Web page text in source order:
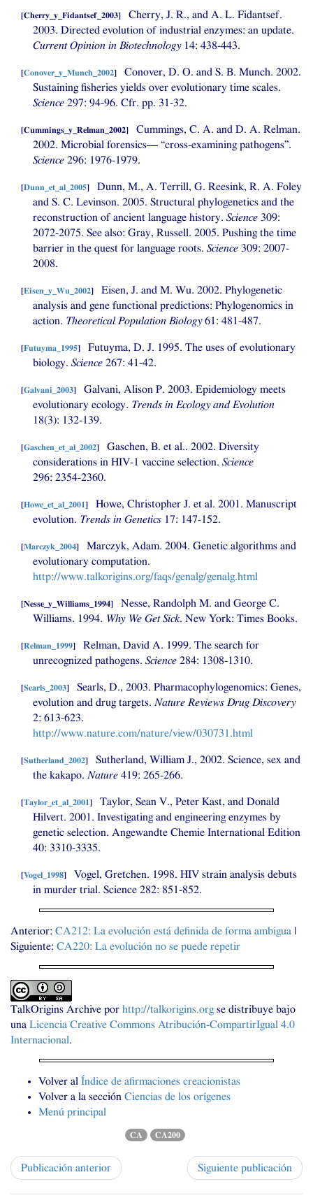
[Cherry_y_Fidantsef_2003] Cherry, J. R., and A. L. Fidantsef.
2003. Directed evolution of industrial enzymes: an update.
Current Opinion in Biotechnology14: 438-443.
[Conover_y_Munch_2002] Conover,D. O. andS. B. Munch. 2002.
Sustaining fisheries yields over evolutionary time scales.
Science 297: 94-96. Cfr. pp. 31-32.
[Cummings_y_Relman_2002] Cummings,C. A. andD. A. Relman.
2002. Microbial forensics— “cross-examining pathogens”.
Science 296: 1976-1979.
[Dunn_et_al_2005] Dunn, M., A. Terrill, G. Reesink,R. A. Foley
and S. C. Levinson. 2005. Structural phylogenetics and the
reconstruction of ancient language history. Science 309:
2072-2075. See also: Gray, Russell. 2005. Pushing the time
barrier in the quest for language roots. Science 309: 2007-
2008.
[Eisen_y_Wu_2002]
Eisen, J. and M. Wu. 2002. Phylogenetic
analysis and gene functional predictions: Phylogenomics in
action. Theoretical Population Biology61: 481-487.
[Futuyma_1995] Futuyma,D. J. 1995. The uses of evolutionary
biology. Science 267: 41-42.
[Galvani_2003]
Galvani, Alison P. 2003. Epidemiology meets
evolutionary ecology. Trends in Ecology and Evolution
18(3): 132-139.
[Gaschen_et_al_2002]
Gaschen, B. et al.. 2002. Diversity
considerations in HIV-1 vaccine selection. Science
296: 2354-2360.
[Howe_et_al_2001]
Howe, Christopher J. et al. 2001. Manuscript
evolution. Trends in Genetics 17: 147-152.
[Marczyk_2004]
Marczyk, Adam. 2004. Genetic algorithms and
evolutionary computation.
http://www.talkorigins.org/faqs/genalg/genalg.html
[Nesse_y_Williams_1994]
Nesse, Randolph M. and George C.
Williams. 1994. Why We Get Sick. New York: Times Books.
[Relman_1999]
Relman, David A. 1999. The search for
unrecognized pathogens. Science 284: 1308-1310.
[Searls_2003]
Searls, D., 2003. Pharmacophylogenomics: Genes,
evolution and drug targets. Nature Reviews Drug Discovery
2: 613-623.
http://www.nature.com/nature/view/030731.html
[Sutherland_2002]
Sutherland, William J., 2002. Science, sex and
the kakapo. Nature 419: 265-266.
[Taylor_et_al_2001]
Taylor, Sean V., Peter Kast, and Donald
Hilvert. 2001. Investigating and engineering enzymes by
genetic selection. Angewandte Chemie International Edition
40: 3310-3335.
[Vogel_1998] Vogel, Gretchen. 1998.HIV strain analysis debuts
in murder trial. Science 282: 851-852.
Anterior: CA212: La evolución está definida de forma ambigua |
Siguiente: CA220: La evolución no se puede repetir
TalkOrigins Archive por http://talkorigins.orgse distribuye bajo
una Licencia Creative Commons Atribución-CompartirIgual 4.0
Internacional.
Volver al Índice de afirmaciones creacionistas
Volver a la sección Ciencias de los orígenes
Menú principal
CA CA200
Publicación anterior Siguiente publicación